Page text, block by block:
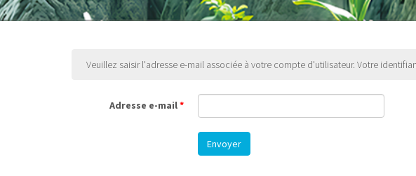
Veuillez saisir l'adresse e-mail associée à votre compte d'utilisateur. Votre
Adresse e-mail*
Envoyer